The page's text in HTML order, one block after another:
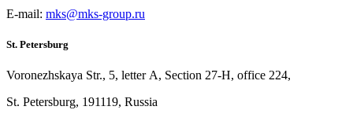
E-mail: mks@mks-group.ru
St. Petersburg
Voronezhskaya Str., 5, letter A, Section 27-Н, office 224,
St. Petersburg, 191119, Russia